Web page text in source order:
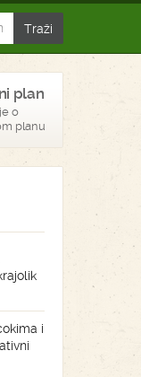
plan
o
planu
i